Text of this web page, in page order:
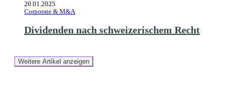
20.01.2025
Corporate & M&A
Dividenden nach schweizerischem Recht
Weitere Artikel anzeigen